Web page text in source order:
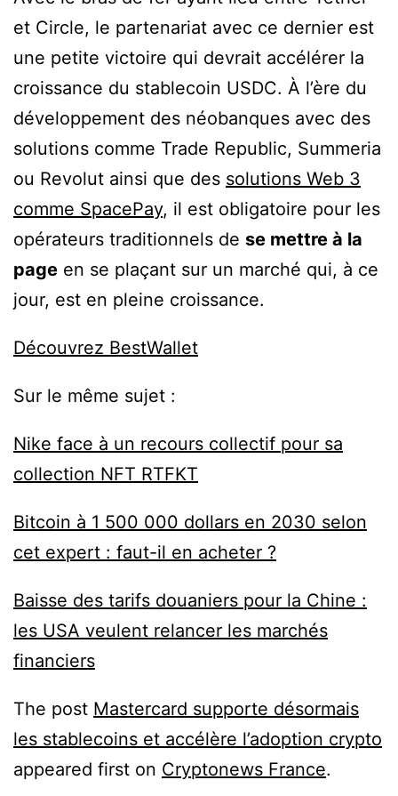
et Circle, le partenariat avec ce dernier est
une petite victoire qui devrait accélérer la
croissance du stablecoin USDC. À l’ère du
développement des néobanques avec des
solutions comme Trade Republic, Summeria
ou Revolut ainsi que des solutions Web 3
comme SpacePay, il est obligatoire pour les
opérateurs traditionnels de se mettre à la
page en se plaçant sur un marché qui, à ce
jour, est en pleine croissance.
Découvrez BestWallet
Sur le même sujet :
Nike face à un recours collectif pour sa
collection NFT RTFKT
Bitcoin à 1 500 000 dollars en 2030 selon
cet expert : faut-il en acheter ?
Baisse des tarifs douaniers pour la Chine :
les USA veulent relancer les marchés
financiers
The post Mastercard supporte désormais
les stablecoins et accélère l’adoption crypto
appeared first on Cryptonews France.